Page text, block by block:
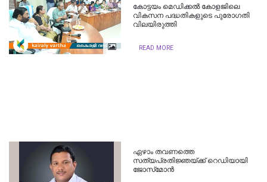
കോട്ടയം മെഡിക്കല്‍ കോളജിലെ
വികസന പദ്ധതികളുടെ പുരോഗതി
വിലയിരുത്തി
READ MORE
ഏഴാം തവണത്തെ
സത്യപ്രതിജ്ഞയ്ക്ക് റെഡിയായി
ജോസ്‌മോന്‍